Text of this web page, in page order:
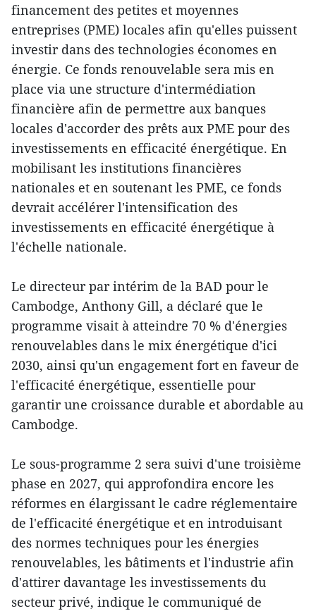
financement des petites et moyennes
entreprises (PME) locales afin qu'elles puissent
investir dans des technologies économes en
énergie. Ce fonds renouvelable sera mis en
place via une structure d'intermédiation
financière afin de permettre aux banques
locales d'accorder des prêts aux PME pour des
investissements en efficacité énergétique. En
mobilisant les institutions financières
nationales et en soutenant les PME, ce fonds
devrait accélérer l'intensification des
investissements en efficacité énergétique à
l'échelle nationale.
Le directeur par intérim de la BAD pour le
Cambodge, Anthony Gill, a déclaré que le
programme visait à atteindre 70 % d'énergies
renouvelables dans le mix énergétique d'ici
2030, ainsi qu'un engagement fort en faveur de
l'efficacité énergétique, essentielle pour
garantir une croissance durable et abordable au
Cambodge.
Le sous-programme 2 sera suivi d'une troisième
phase en 2027, qui approfondira encore les
réformes en élargissant le cadre réglementaire
de l'efficacité énergétique et en introduisant
des normes techniques pour les énergies
renouvelables, les bâtiments et l'industrie afin
d'attirer davantage les investissements du
secteur privé, indique le communiqué de